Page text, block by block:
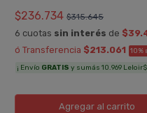
$236.734 $315.645
6 cuotas sin interés de
ó Transferencia $213.061 10%
¡ Envío GRATIS y sumás 10.969 Leloir$
Agregaral carrito